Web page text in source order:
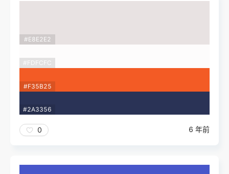
#E8E2E2
#FDFCFC
#F35B25
#2A3356
0 6 年前